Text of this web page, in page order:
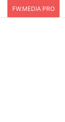
FW.MEDIA PRO